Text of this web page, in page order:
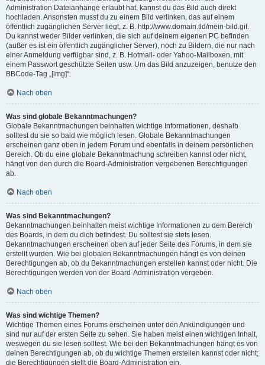
Administration Dateianhänge erlaubt hat, kannst du das Bild auch direkt
hochladen. Ansonsten musst du zu einem Bild verlinken, das auf einem
öffentlich zugänglichen Server liegt, z. B. http://www.domain.tld/mein-bild.gif.
Du kannst weder Bilder verlinken, die sich auf deinem eigenen PC befinden
(außer es ist ein öffentlich zugänglicher Server), noch zu Bildern, die nur nach
einer Anmeldung verfügbar sind, z. B. Hotmail- oder Yahoo-Mailboxen, mit
einem Passwort geschützte Seiten usw. Um das Bild anzuzeigen, benutze den
BBCode-Tag „[img]“.
Nach oben
Was sind globale Bekanntmachungen?
Globale Bekanntmachungen beinhalten wichtige Informationen, deshalb
solltest du sie so bald wie möglich lesen. Globale Bekanntmachungen
erscheinen ganz oben in jedem Forum und ebenfalls in deinem persönlichen
Bereich. Ob du eine globale Bekanntmachung schreiben kannst oder nicht,
hängt von den durch die Board-Administration vergebenen Berechtigungen
ab.
Nach oben
Was sind Bekanntmachungen?
Bekanntmachungen beinhalten meist wichtige Informationen zu dem Bereich
des Boards, in dem du dich befindest. Du solltest sie stets lesen.
Bekanntmachungen erscheinen oben auf jeder Seite des Forums, in dem sie
erstellt wurden. Wie bei globalen Bekanntmachungen hängt es von deinen
Berechtigungen ab, ob du Bekanntmachungen erstellen kannst oder nicht. Die
Berechtigungen werden von der Board-Administration vergeben.
Nach oben
Was sind wichtige Themen?
Wichtige Themen eines Forums erscheinen unter den Ankündigungen und
sind nur auf der ersten Seite zu sehen. Sie haben meist einen wichtigen Inhalt,
weswegen du sie lesen solltest. Wie bei den Bekanntmachungen hängt es von
deinen Berechtigungen ab, ob du wichtige Themen erstellen kannst oder nicht;
die Berechtigungen stellt die Board-Administration ein.